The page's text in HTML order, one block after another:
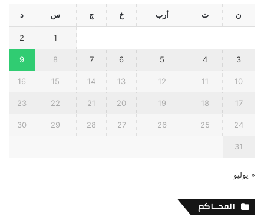
ن ث أرب خ ج س د
1
2
3
4
5
6
7
8
9
10
11
12
13
14
15
16
17
18
19
20
21
22
23
24
25
26
27
28
29
30
31
« يوليو
المحــاكم